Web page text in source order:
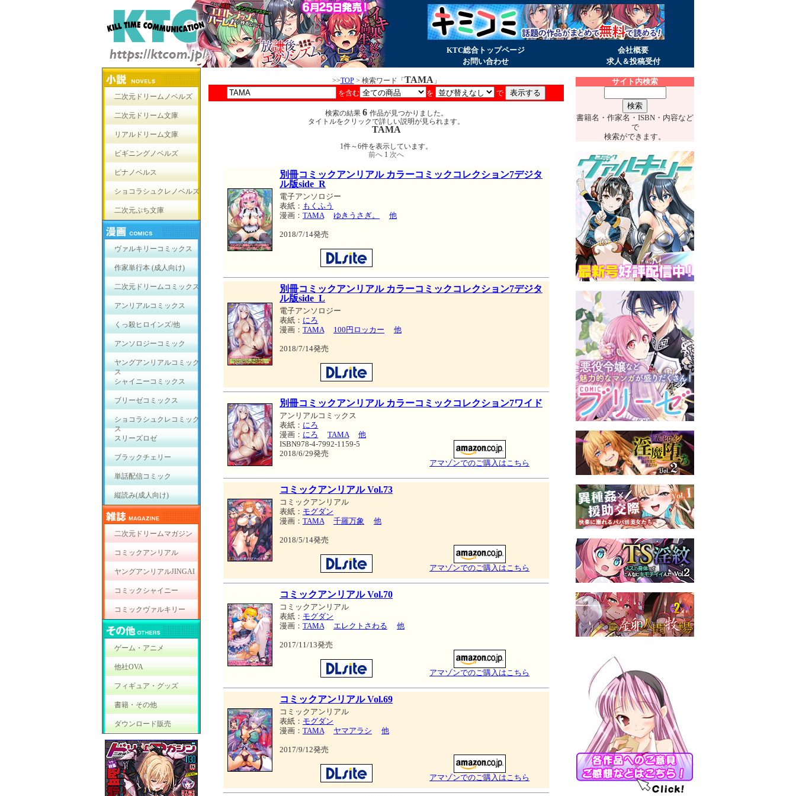
KTC総合トップページ
会社概要
お問い合わせ
求人＆投稿受付
二次元ドリームノベルズ
二次元ドリーム文庫
リアルドリーム文庫
ビギニングノベルズ
ピナノベルス
ショコラシュクレノベルズ
二次元ぷち文庫
ヴァルキリーコミックス
作家単行本 (成人向け)
二次元ドリームコミックス
アンリアルコミックス
くっ殺ヒロインズ/他
アンソロジーコミック
ヤングアンリアルコミック
ス
シャイニーコミックス
ブリーゼコミックス
ショコラシュクレコミック
ス
スリーズロゼ
ブラックチェリー
単話配信コミック
縦読み(成人向け)
二次元ドリームマガジン
コミックアンリアル
ヤングアンリアルJINGAI
コミックシャイニー
コミックヴァルキリー
ゲーム・アニメ
他社OVA
フィギュア・グッズ
書籍・その他
ダウンロード販売
>>TOP> 検索ワード「 TAMA」
を含む
を で
検索の結果 6 作品が見つかりました。
タイトルをクリックで詳しい説明が見られます。
TAMA
1件～6件を表示しています。
前へ 1 次へ
別冊コミックアンリアル カラーコミックコレクション7デジタ
ル版side_R
電子アンソロジー
表紙： もくふう
漫画： TAMA ゆきうさぎ。 他
2018/7/14発売
別冊コミックアンリアル カラーコミックコレクション7デジタ
ル版side_L
電子アンソロジー
表紙： にろ
漫画： TAMA 100円ロッカー 他
2018/7/14発売
別冊コミックアンリアル カラーコミックコレクション7ワイド
アンリアルコミックス
表紙： にろ
漫画： にろ TAMA
他
ISBN978-4-7992-1159-5
2018/6/29発売
アマゾンでのご購入はこちら
コミックアンリアル Vol.73
コミックアンリアル
表紙： モグダン
漫画： TAMA 千羅万象 他
2018/5/14発売
アマゾンでのご購入はこちら
コミックアンリアル Vol.70
コミックアンリアル
表紙： モグダン
漫画： TAMA エレクトさわる 他
2017/11/13発売
アマゾンでのご購入はこちら
コミックアンリアル Vol.69
コミックアンリアル
表紙： モグダン
漫画： TAMA ヤマアラシ 他
2017/9/12発売
アマゾンでのご購入はこちら
サイト内検索
書籍名・作家名・ISBN・内容など
で
検索ができます。